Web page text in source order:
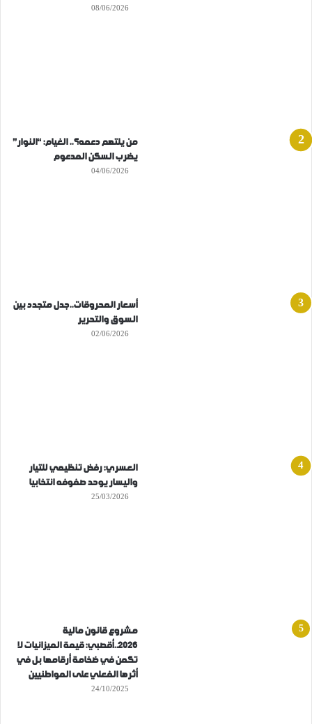
08/06/2026
من يلتهم دعمه؟.. الغيام: “النوار”
يضرب السكن المدعوم
04/06/2026
أسعار المحروقات..جدل متجدد بين
السوق والتحرير
02/06/2026
العسري: رفض تنظيمي للتيار
واليسار يوحد صفوفه انتخابيا
25/03/2026
مشروع قانون مالية
2026..أقصبي: قيمة الميزانيات لا
تكمن في ضخامة أرقامها بل في
أثرها الفعلي على المواطنيين
24/10/2025